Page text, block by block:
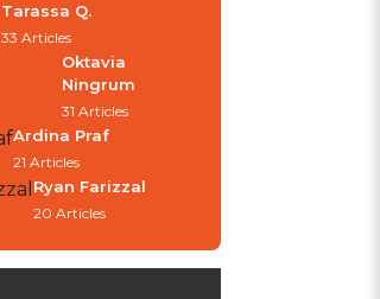
Tarassa Q.
33 Articles
Oktavia
Ningrum
31 Articles
Ardina Praf
21 Articles
Ryan Farizzal
20 Articles